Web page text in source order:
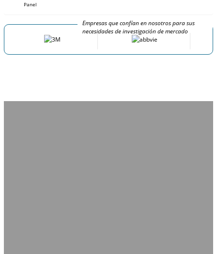
Panel
Empresas que confían en nosotros para sus
necesidades de investigación de mercado